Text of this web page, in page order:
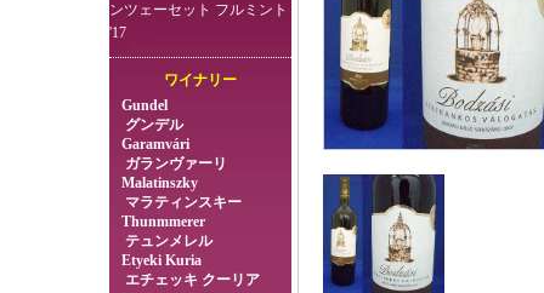
ンツェーセット フルミント
'17
ワイナリー
Gundel
グンデル
Garamvári
ガランヴァーリ
Malatinszky
マラティンスキー
Thunmmerer
テュンメレル
Etyeki Kuria
エチェッキ クーリア